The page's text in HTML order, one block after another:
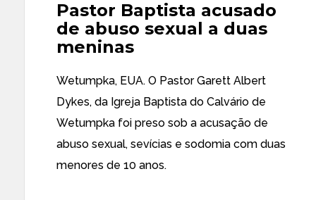
Pastor Baptista acusado
de abuso sexual a duas
meninas
Wetumpka, EUA. O Pastor Garett Albert
Dykes, da Igreja Baptista do Calvário de
Wetumpka foi preso sob a acusação de
abuso sexual, sevícias e sodomia com duas
menores de 10 anos.